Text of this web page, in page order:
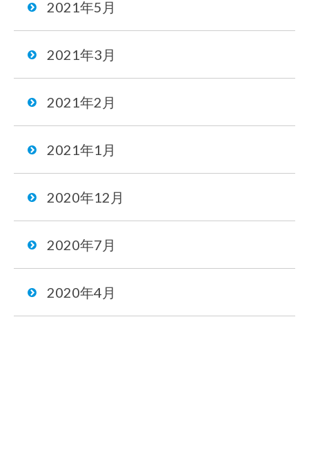
2021年5月
2021年3月
2021年2月
2021年1月
2020年12月
2020年7月
2020年4月